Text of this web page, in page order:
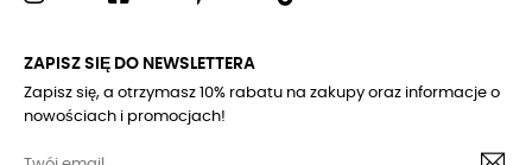
ZAPISZ SIĘ DO NEWSLETTERA
Zapisz się, a otrzymasz 10% rabatu na zakupy oraz informacje o
nowościach i promocjach!